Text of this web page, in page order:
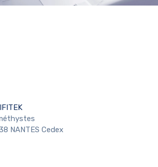
NANTES Cedex